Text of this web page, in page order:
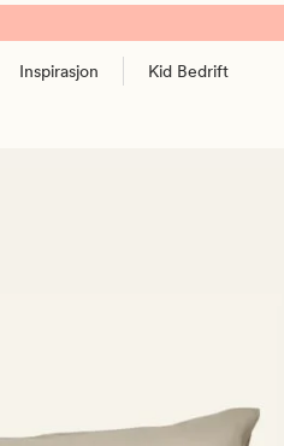
Inspirasjon Kid Bedrift